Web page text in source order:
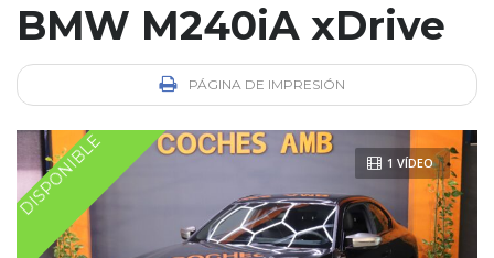
BMW M240iA xDrive
PÁGINA DE IMPRESIÓN
1 VÍDEO
DISPONIBLE